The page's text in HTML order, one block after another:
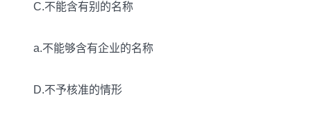
C.不能含有别的名称
a.不能够含有企业的名称
D.不予核准的情形